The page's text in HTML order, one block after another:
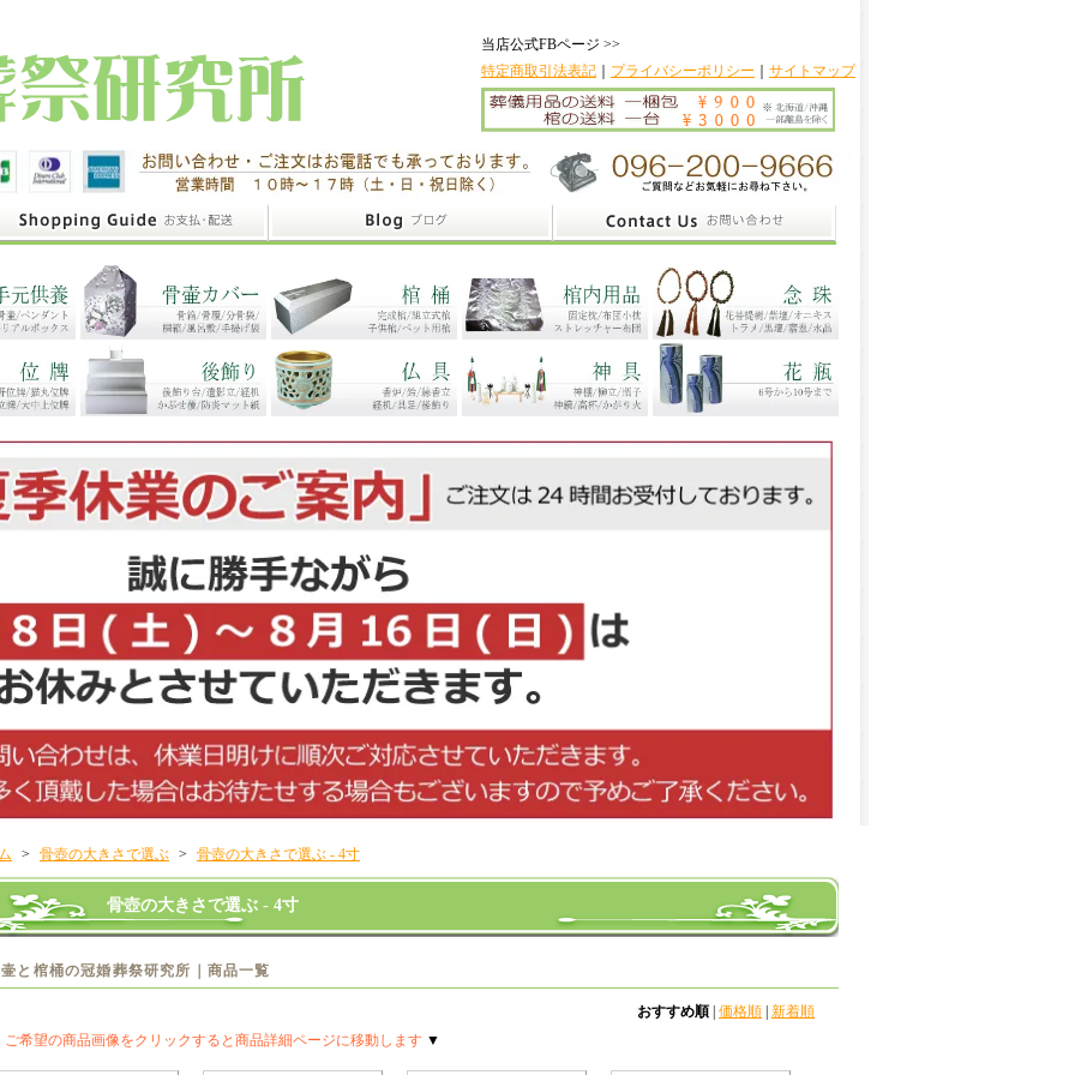
当店公式FBページ >>
特定商取引法表記
プライバシーポリシー サイトマップ
> 骨壺の大きさで選ぶ > 骨壺の大きさで選ぶ - 4寸
骨壺の大きさで選ぶ - 4寸
と棺桶の冠婚葬祭研究所｜商品一覧
おすすめ順 価格順 新着順
ご希望の商品画像をクリックすると商品詳細ページに移動します ▼